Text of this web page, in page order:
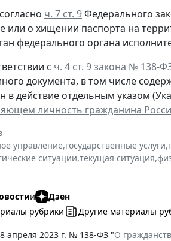
ч. 7 ст. 9Федерального
или о хищении паспорта на
федерального органа
с ч. 4 ст. 9 закона № 138-
документа, в том числе
в действие отдельным указом
личность гражданина
управление,государственные услуги,
ситуации,текущая ситуация,
и
Дзен
рубрики
Другие материалы
апреля 2023 г. № 138-ФЗ "О